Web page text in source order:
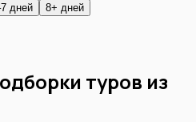
дней 8+ дней
туров из